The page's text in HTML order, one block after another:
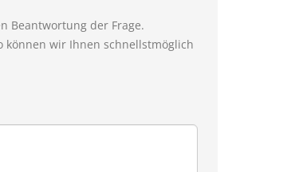
Beantwortung der Frage.
können wir Ihnen schnellstmöglich